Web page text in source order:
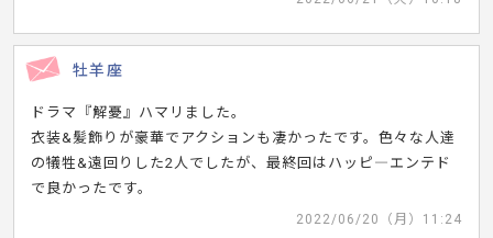
牡羊座
ドラマ『解憂』ハマリました。
衣装&髪飾りが豪華でアクションも凄かったです。色々な人達
の犠牲&遠回りした2人でしたが、最終回はハッピ―エンテド
で良かったです。
2022/06/20（月）11:24